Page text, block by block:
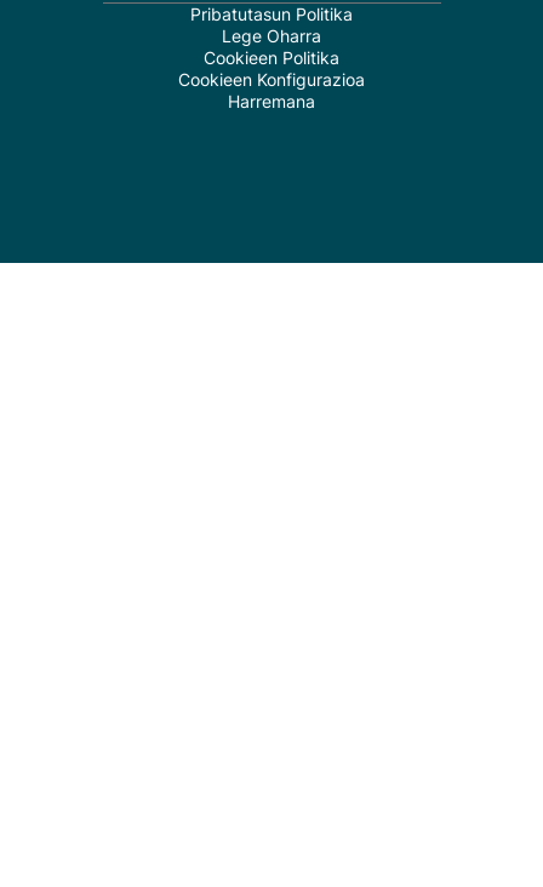
Pribatutasun Politika
Lege Oharra
Cookieen Politika
Cookieen Konfigurazioa
Harremana